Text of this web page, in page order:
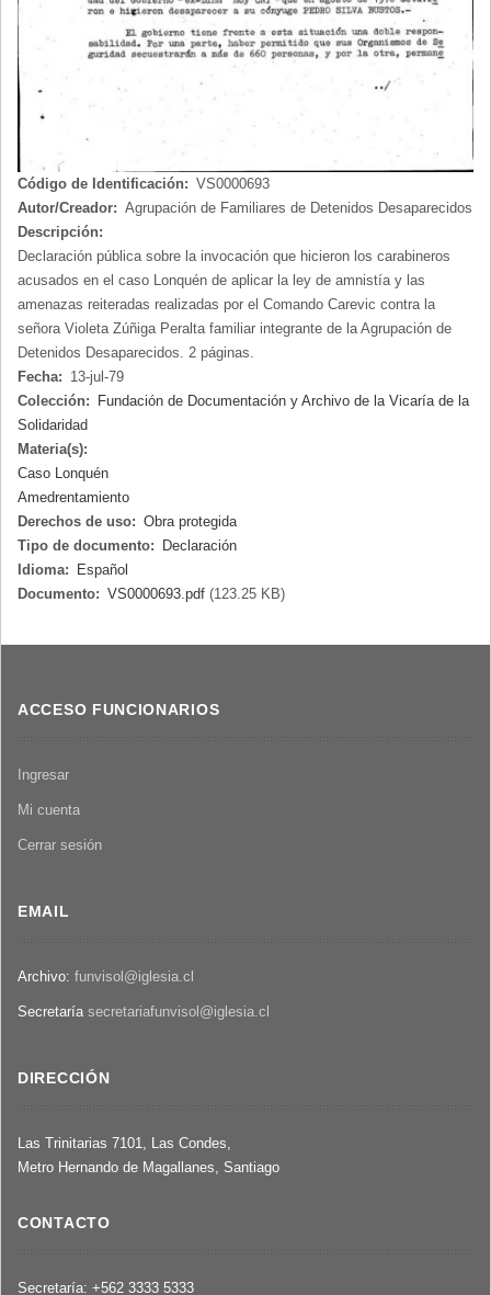
Código de Identificación: VS0000693
Autor/Creador: Agrupación de Familiares de Detenidos Desaparecidos
Descripción:
Declaración pública sobre la invocación que hicieron los carabineros
acusados en el caso Lonquén de aplicar la ley de amnistía y las
amenazas reiteradas realizadas por el Comando Carevic contra la
señora Violeta Zúñiga Peralta familiar integrante de la Agrupación de
Detenidos Desaparecidos. 2 páginas.
Fecha: 13-jul-79
Colección:
Fundación de Documentación y Archivo de la Vicaría de la
Solidaridad
Materia(s):
Caso Lonquén
Amedrentamiento
Derechos de uso: Obra protegida
Tipo de documento:
Declaración
Idioma:
Español
Documento: VS0000693.pdf (123.25 KB)
ACCESO FUNCIONARIOS
Ingresar
Mi cuenta
Cerrar sesión
EMAIL
Archivo: funvisol@iglesia.cl
Secretaría secretariafunvisol@iglesia.cl
DIRECCIÓN
Las Trinitarias 7101, Las Condes,
Metro Hernando de Magallanes, Santiago
CONTACTO
Secretaría: +562 3333 5333